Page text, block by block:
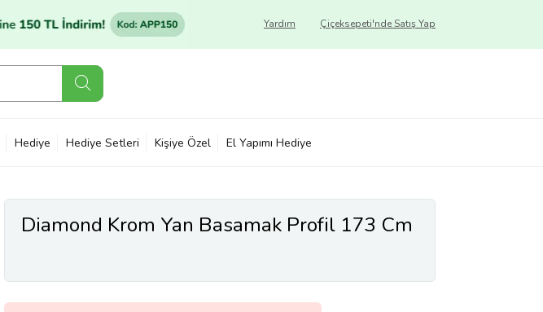
Çiçeksepeti'nde Satış Yap
Yardım
Hediye Hediye Setleri Kişiye Özel El Yapımı Hediye
Diamond Krom Yan Basamak Profil 173 Cm